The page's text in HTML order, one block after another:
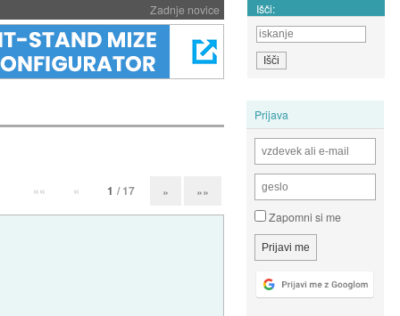
Zadnje novice Išči:
Prijava
Zapomni si me
«« « 1 / 17 » »»